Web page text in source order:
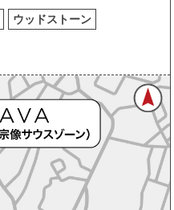
ウッドストーン